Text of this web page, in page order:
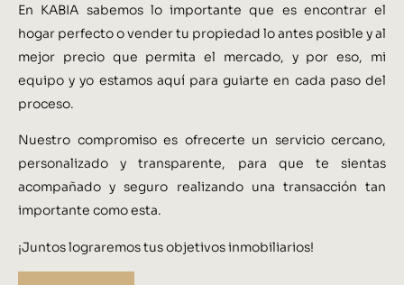
En KABIA sabemos lo importante que es encontrar el
hogar perfecto o vender tu propiedad lo antes posible y al
mejor precio que permita el mercado, y por eso, mi
equipo y yo estamos aquí para guiarte en cada paso del
proceso.
Nuestro compromiso es ofrecerte un servicio cercano,
personalizado y transparente, para que te sientas
acompañado y seguro realizando una transacción tan
importante como esta.
¡Juntos lograremos tus objetivos inmobiliarios!